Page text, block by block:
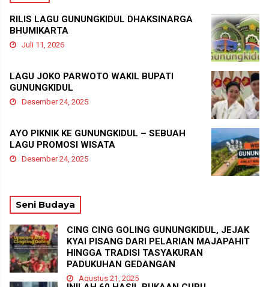
RILIS LAGU GUNUNGKIDUL DHAKSINARGA
BHUMIKARTA
Juli 11, 2026
LAGU JOKO PARWOTO WAKIL BUPATI
GUNUNGKIDUL
Desember 24, 2025
AYO PIKNIK KE GUNUNGKIDUL – SEBUAH
LAGU PROMOSI WISATA
Desember 24, 2025
Seni Budaya
CING CING GOLING GUNUNGKIDUL, JEJAK
KYAI PISANG DARI PELARIAN MAJAPAHIT
HINGGA TRADISI TASYAKURAN
PADUKUHAN GEDANGAN
Agustus 21, 2025